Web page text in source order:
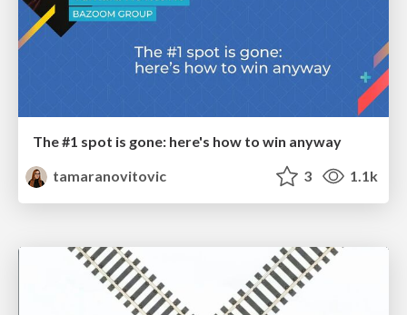
The #1 spot is gone: here's how to win anyway
tamaranovitovic
3 1.1k